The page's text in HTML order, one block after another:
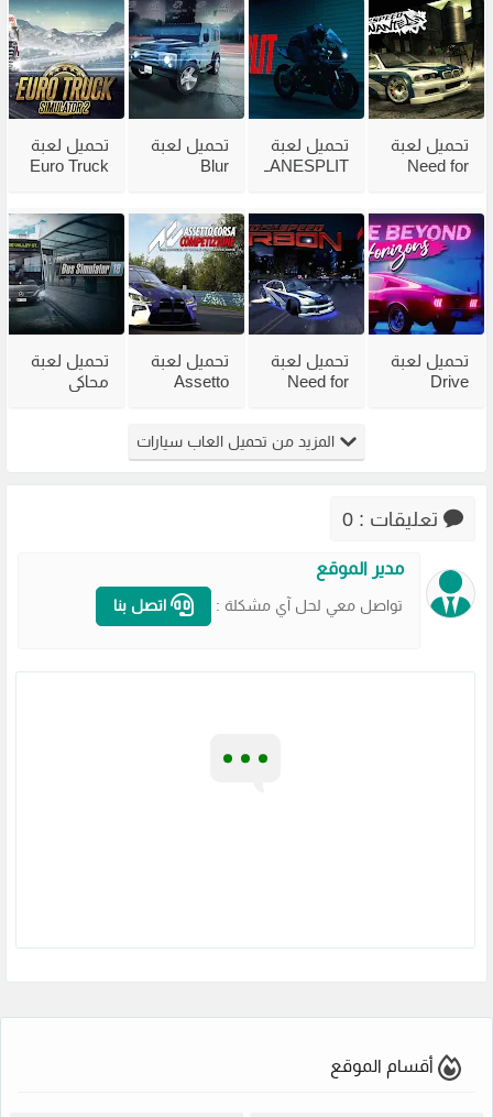
تحميل لعبة
Need for
Wanted
2005 من
ميديا فاير
تحميل لعبة
LANESPLIT
فاير مجانًا
تحميل لعبة
Blur
فاير
مضغوطة
بحجم صغير
تحميل لعبة
Euro Truck
وللاندرويد
تحميل لعبة
Drive
تحميل لعبة
Need for
ميديا فاير
مجانًا
تحميل لعبة
Assetto
للكمبيوتر
مجانًا
تحميل لعبة
محاكي
المزيد من تحميل العاب سيارات
تعليقات : 0
مدير الموقع
تواصل معي لحل آي مشكلة : اتصل بنا
أقسام الموقع